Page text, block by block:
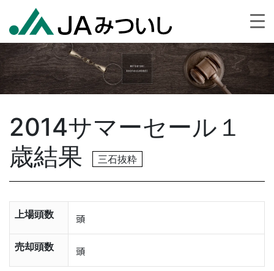
2014サマーセール１
歳結果
三石抜粋
上場頭数 頭
売却頭数 頭